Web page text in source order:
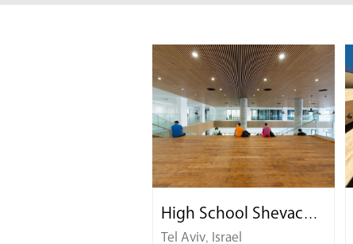
High School Shevach Mofet
Tel Aviv, Israel